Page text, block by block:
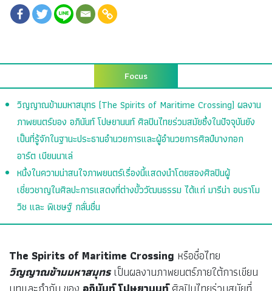
Focus
วิญญาณข้ามมหาสมุทร (The Spirits of Maritime Crossing) ผลงาน
ภาพยนตร์ของ อภินันท์ โปษยานนท์ ศิลปินไทยร่วมสมัยซึ่งในปัจจุบันยัง
เป็นที่รู้จักในฐานะประธานอำนวยการและผู้อำนวยการศิลป์บางกอก
อาร์ต เบียนนาเล่
หนึ่งในความน่าสนใจภาพยนตร์เรื่องนี้แสดงนำโดยสองศิลปินผู้
เชี่ยวชาญในศิลปะการแสดงที่ต่างขั้ววัฒนธรรม ได้แก่ มารีน่า อบราโม
วิช และ พิเชษฐ์ กลั่นชื่น
The Spirits of Maritime Crossing หรือชื่อไทย
วิญญาณข้ามมหาสมุทรเป็นผลงานภาพยนตร์ภายใต้การเขียน